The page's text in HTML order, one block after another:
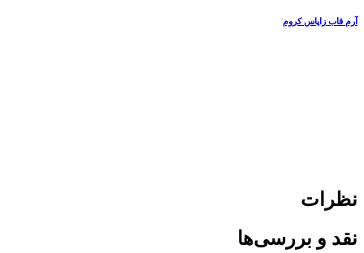
آرم قاب زاپاس کروم
نظرات
نقد و بررسی‌ها